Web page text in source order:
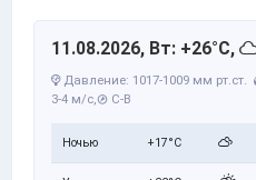
11.08.2026, Вт: +26°C,
Давление: 1017-1009 мм рт.ст.
3-4 м/с,
С-В
Ночью +17°C